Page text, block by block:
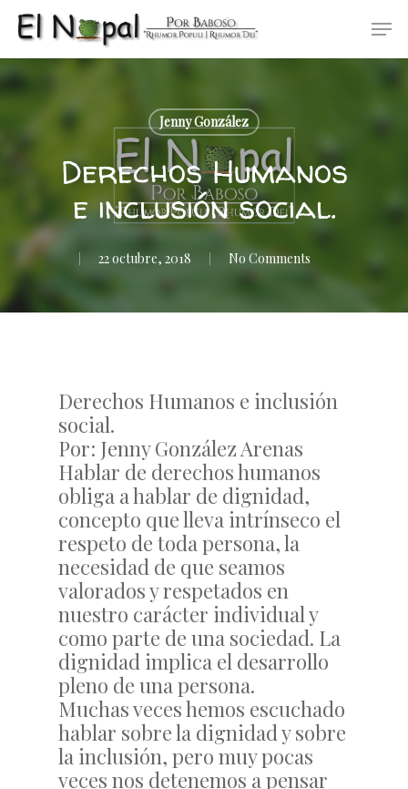
Skip
main
content
Jenny González
Derechos Humanos
e inclusión social.
22 octubre, 2018 No Comments
Derechos Humanos e inclusión
social.
Por: Jenny González Arenas
Hablar de derechos humanos
obliga a hablar de dignidad,
concepto que lleva intrínseco el
respeto de toda persona, la
necesidad de que seamos
valorados y respetados en
nuestro carácter individual y
como parte de una sociedad. La
dignidad implica el desarrollo
pleno de una persona.
Muchas veces hemos escuchado
hablar sobre la dignidad y sobre
la inclusión, pero muy pocas
veces nos detenemos a pensar